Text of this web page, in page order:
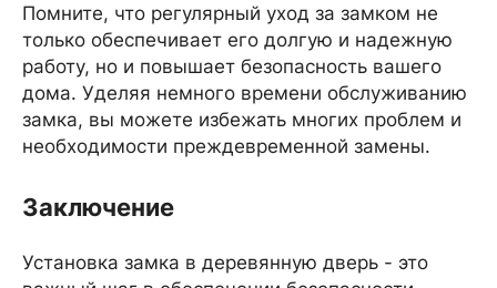
Помните, что регулярный уход за замком не
только обеспечивает его долгую и надежную
работу, но и повышает безопасность вашего
дома. Уделяя немного времени обслуживанию
замка, вы можете избежать многих проблем и
необходимости преждевременной замены.
Заключение
Установка замка в деревянную дверь - это